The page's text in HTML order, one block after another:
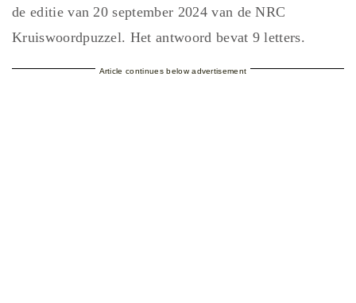
de editie van 20 september 2024 van de NRC
Kruiswoordpuzzel. Het antwoord bevat 9 letters.
Article continues below advertisement